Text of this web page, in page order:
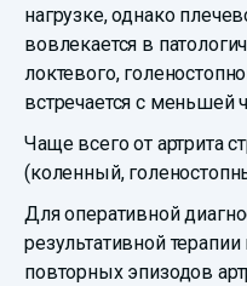
нагрузке, однако
вовлекается в
локтевого,
встречается с меньшей
Чаще всего от артрита
(коленный,
Для оперативной
результативной
повторных эпизодов